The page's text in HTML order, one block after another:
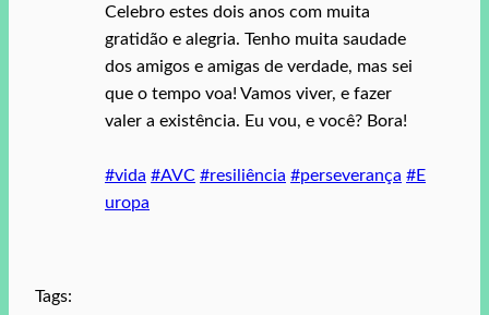
Celebro estes dois anos com muita
gratidão e alegria. Tenho muita saudade
dos amigos e amigas de verdade, mas sei
que o tempo voa! Vamos viver, e fazer
valer a existência. Eu vou, e você? Bora!
#vida #AVC #resiliência #perseverança #E
uropa
Tags: